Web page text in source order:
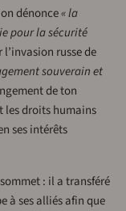
dénonce« la
pour la sécurité
russe de
souverain et
de ton
les droits humains
ses intérêts
: il a transféré
à ses alliés afin que